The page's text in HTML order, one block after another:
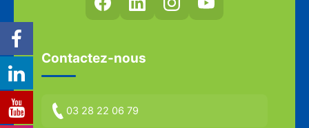
Contactez-nous
03 28 22 06 79